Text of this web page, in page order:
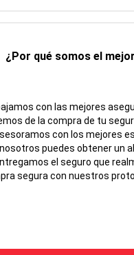
¿Por qué somos el
con las mejores
de la compra de tu
con los mejores
puedes obtener un
el seguro que
segura con nuestros